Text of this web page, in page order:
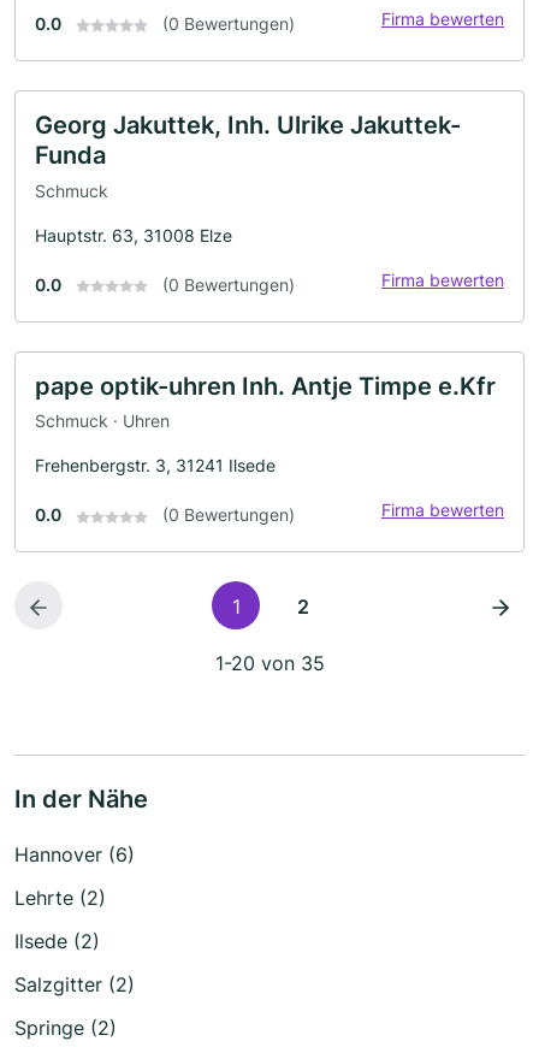
0.0 (0 Bewertungen) Firma bewerten
Georg Jakuttek, Inh. Ulrike Jakuttek-
Funda
Schmuck
Hauptstr. 63, 31008 Elze
0.0 (0 Bewertungen) Firma bewerten
pape optik-uhren Inh. Antje Timpe e.Kfr
Schmuck · Uhren
Frehenbergstr. 3, 31241 Ilsede
0.0 (0 Bewertungen) Firma bewerten
1 2
1-20 von 35
In der Nähe
Hannover (6)
Lehrte (2)
Ilsede (2)
Salzgitter (2)
Springe (2)